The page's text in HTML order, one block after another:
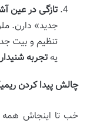
تازگی در عین
جدید» دارن.
تنظیم و بیت
یهتجربه
چالش پیدا کردن
خب تا اینجاش همه